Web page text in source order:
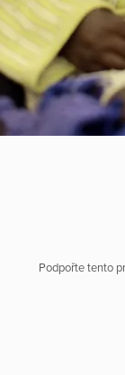
Podpořte tento